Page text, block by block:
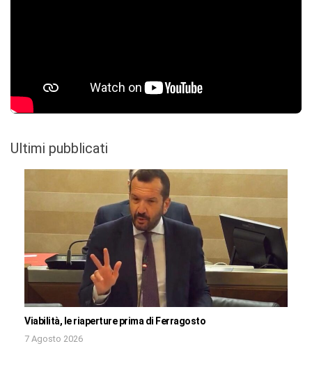
Ultimi pubblicati
Viabilità, le riaperture prima di Ferragosto
7 Agosto 2026